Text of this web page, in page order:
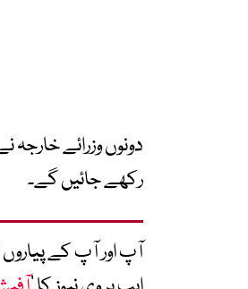
دونوں وزرائے
رکھے جائیں گے۔
آپ اور آپ کے